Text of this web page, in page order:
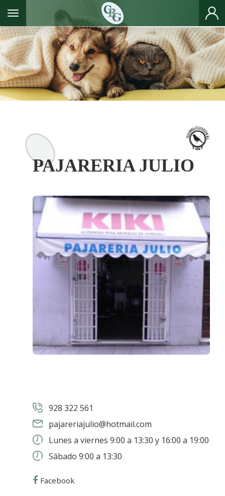
Toggle navigation
PAJARERIA JULIO
928 322 561
pajareriajulio@hotmail.com
Lunes a viernes 9:00 a 13:30 y 16:00 a 19:00
Sábado 9:00 a 13:30
Facebook